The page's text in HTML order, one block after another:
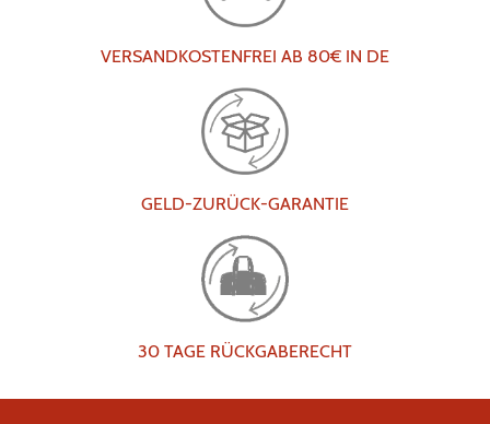
VERSANDKOSTENFREI AB 80€ IN DE
GELD-ZURÜCK-GARANTIE
30 TAGE RÜCKGABERECHT